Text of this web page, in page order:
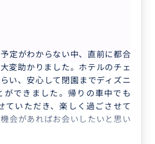
定がわからない中、直前に都合
変助かりました。ホテルのチェ
い、安心して閉園までディズニ
ができました。帰りの車中でも
ていただき、楽しく過ごさせて
会があればお会いしたいと思い